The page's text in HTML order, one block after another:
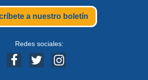
a nuestro boletín
Redes sociales: